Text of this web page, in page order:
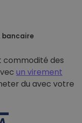
bancaire
commodité des
un virement
du avec votre